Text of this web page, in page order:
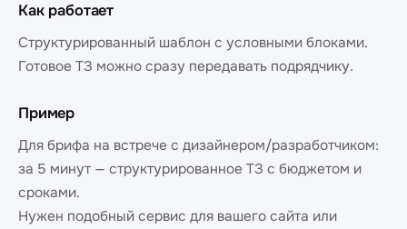
Как работает
Структурированный шаблон с условными блоками.
Готовое ТЗ можно сразу передавать подрядчику.
Пример
Для брифа на встрече с дизайнером/разработчиком:
за 5 минут — структурированное ТЗ с бюджетом и
сроками.
Нужен подобный сервис для вашего сайта или